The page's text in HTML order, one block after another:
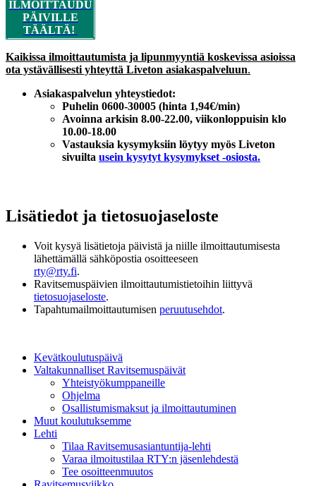
ILMOITTAUDU
PÄIVILLE
TÄÄLTÄ!
Kaikissa ilmoittautumista ja lipunmyyntiä koskevissa asioissa
ota ystävällisesti yhteyttä Liveton asiakaspalveluun.
Asiakaspalvelun yhteystiedot:
Puhelin 0600-30005 (hinta 1,94€/min)
Avoinna arkisin 8.00-22.00, viikonloppuisin klo
10.00-18.00
Vastauksia kysymyksiin löytyy myös Liveton
sivuilta usein kysytyt kysymykset -osiosta.
Lisätiedot ja tietosuojaseloste
Voit kysyä lisätietoja päivistä ja niille ilmoittautumisesta
lähettämällä sähköpostia osoitteeseen
rty@rty.fi.
Ravitsemuspäivien ilmoittautumistietoihin liittyvä
tietosuojaseloste.
Tapahtumailmoittautumisen peruutusehdot.
Kevätkoulutuspäivä
Valtakunnalliset Ravitsemuspäivät
Yhteistyökumppaneille
Ohjelma
Osallistumismaksut ja ilmoittautuminen
Muut koulutuksemme
Lehti
Tilaa Ravitsemusasiantuntija-lehti
Varaa ilmoitustilaa RTY:n jäsenlehdestä
Tee osoitteenmuutos